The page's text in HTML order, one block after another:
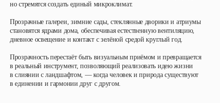
но стремятся создать единый микроклимат.
Прозрачные галереи, зимние сады, стеклянные дворики и атриумы
становятся ядрами дома, обеспечивая естественную вентиляцию,
дневное освещение и контакт с зелёной средой круглый год.
Прозрачность перестаёт быть визуальным приёмом и превращается
в реальный инструмент, позволяющий реализовать идеюжизни
в слиянии с ландшафтом, — когда человек и природа существуют
в единении и гармонии друг с другом.